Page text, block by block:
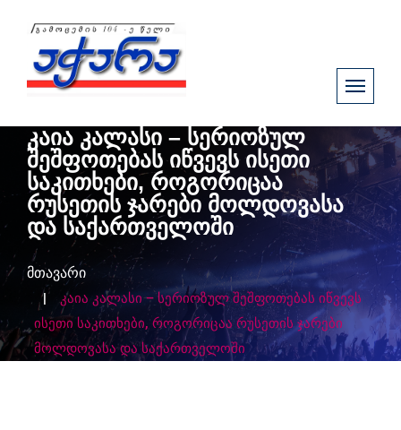
კაია კალასი – სერიოზულ
შეშფოთებას იწვევს ისეთი
საკითხები, როგორიცაა
რუსეთის ჯარები მოლდოვასა
და საქართველოში
მთავარი
კაია კალასი – სერიოზულ შეშფოთებას იწვევს
ისეთი საკითხები, როგორიცაა რუსეთის ჯარები
მოლდოვასა და საქართველოში